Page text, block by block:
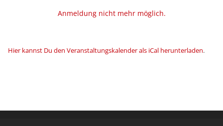
Anmeldung nicht mehr möglich.
Hier kannst Du den Veranstaltungskalender als iCal herunterladen.